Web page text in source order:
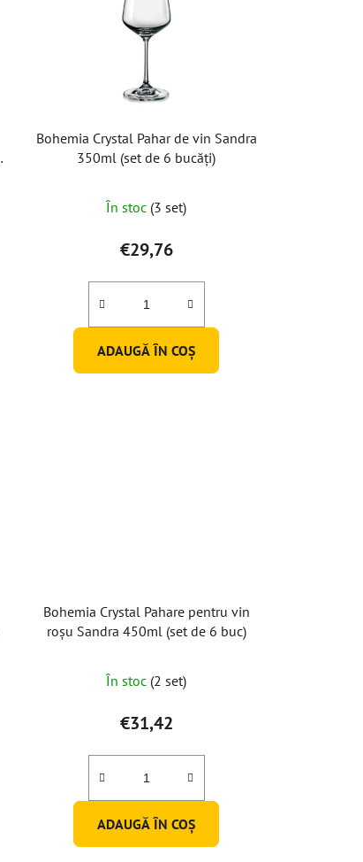
Bohemia Crystal Pahar de vin Sandra
350ml (set de 6 bucăți)
În stoc (3 set)
€29,76
ADAUGĂ ÎN COŞ
Bohemia Crystal Pahare pentru vin
roșu Sandra 450ml (set de 6 buc)
medie
a
produsului
este
5,0
5
În stoc (2 set)
€31,42
ADAUGĂ ÎN COŞ